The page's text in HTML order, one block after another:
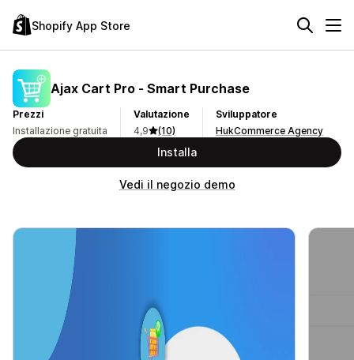
Shopify App Store
Ajax Cart Pro ‑ Smart Purchase
Prezzi
Installazione gratuita
Valutazione
4,9
(10)
Sviluppatore
HukCommerce Agency
Installa
Vedi il negozio demo